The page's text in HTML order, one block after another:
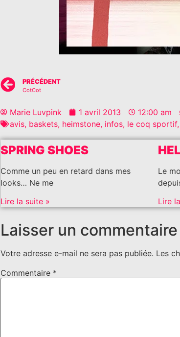
PRÉCÉDENT
CotCot
Marie Luvpink 1 avril 2013 12:00 am
avis, baskets, heimstone, infos, le coq sportif,
SPRING SHOES
Comme un peu en retard dans mes
looks… Ne me
Lire la suite »
Le
Lire
Laisser un commentaire
Votre adresse e-mail ne sera pas publiée. Les
Commentaire *